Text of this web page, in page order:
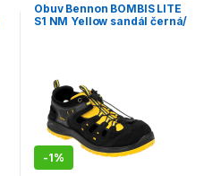
Obuv Bennon BOMBIS LITE
S1 NM Yellow sandál černá/
-1%